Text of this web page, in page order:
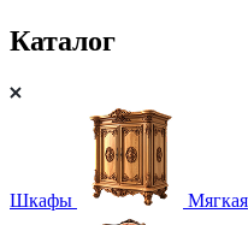
Каталог
Шкафы Мягкая